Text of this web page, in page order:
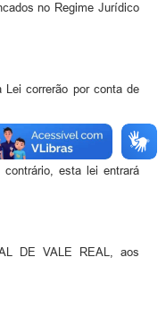
no Regime Jurídico
Lei correrão por conta de
esta lei entrará
DE VALE REAL, aos